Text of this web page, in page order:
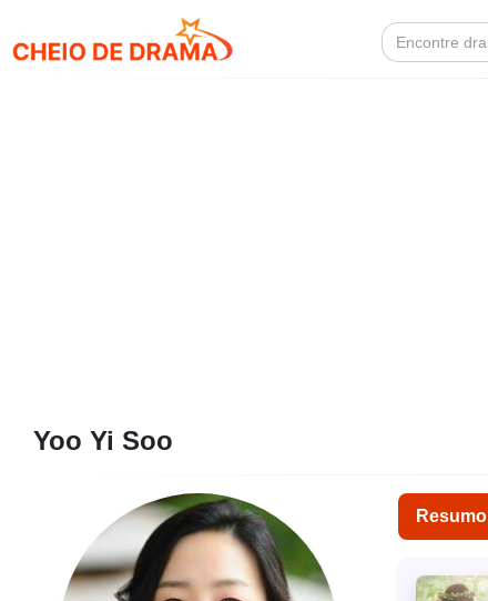
Search
for:
Yoo Yi Soo
Resumo